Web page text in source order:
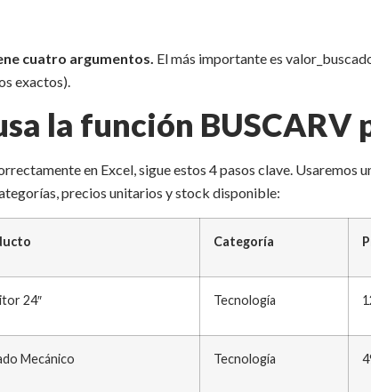
cuatro argumentos. El más importante es
exactos).
la función BUSCARV
en Excel, sigue estos 4 pasos clave. Usaremos
precios unitarios y stock disponible:
Categoría
24″ Tecnología
Mecánico Tecnología